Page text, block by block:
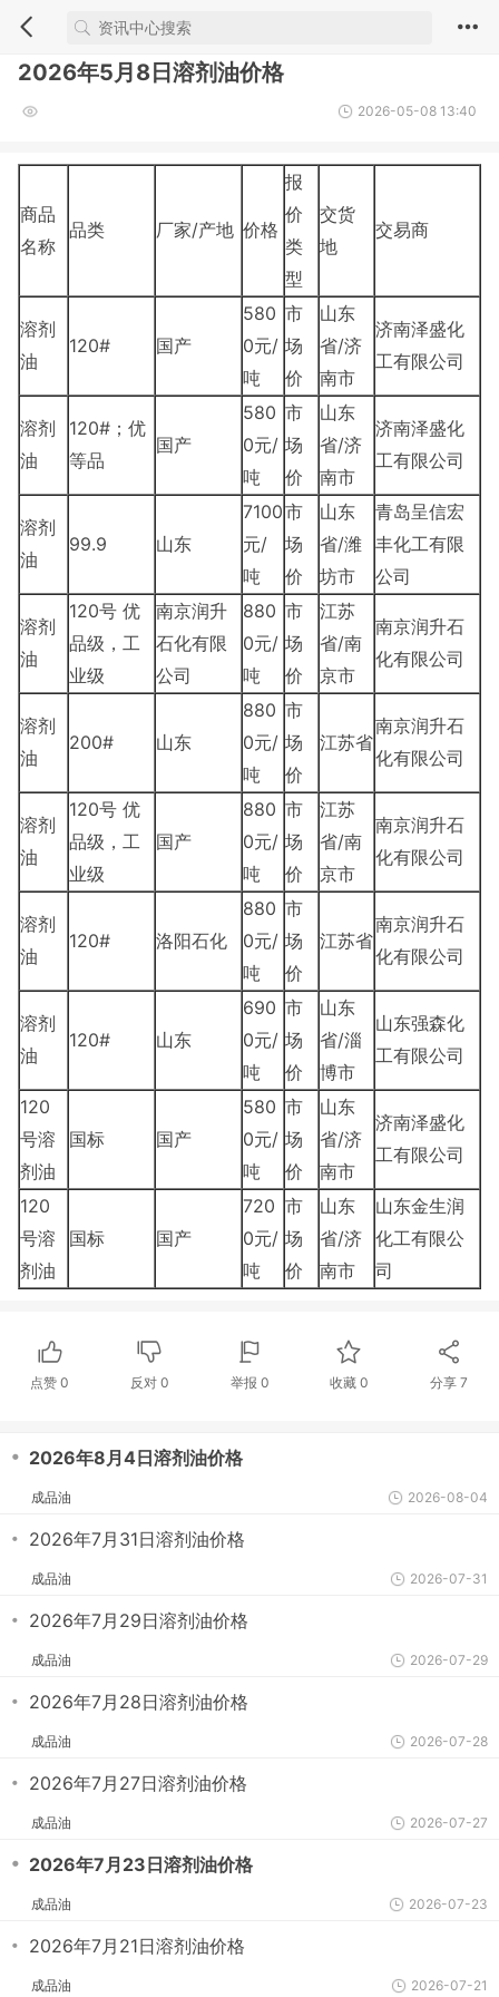
2026年5月8日溶剂油价格
2026-05-08 13:40
商品
名称
品类 厂家/产地 价格
报
价
类
型
交货
地
交易商
溶剂
油
120# 国产
580
0元/
吨
市
场
价
山东
省/济
南市
济南泽盛化
工有限公司
溶剂
油
120#；优
等品
国产
580
0元/
吨
市
场
价
山东
省/济
南市
济南泽盛化
工有限公司
溶剂
油
99.9 山东
7100
元/
吨
市
场
价
山东
省/潍
坊市
青岛呈信宏
丰化工有限
公司
溶剂
油
120号 优
品级，工
业级
南京润升
石化有限
公司
880
0元/
吨
市
场
价
江苏
省/南
京市
南京润升石
化有限公司
溶剂
油
200# 山东
880
0元/
吨
市
场
价
江苏省
南京润升石
化有限公司
溶剂
油
120号 优
品级，工
业级
国产
880
0元/
吨
市
场
价
江苏
省/南
京市
南京润升石
化有限公司
溶剂
油
120# 洛阳石化
880
0元/
吨
市
场
价
江苏省
南京润升石
化有限公司
溶剂
油
120# 山东
690
0元/
吨
市
场
价
山东
省/淄
博市
山东强森化
工有限公司
120
号溶
剂油
国标 国产
580
0元/
吨
市
场
价
山东
省/济
南市
济南泽盛化
工有限公司
120
号溶
剂油
国标 国产
720
0元/
吨
市
场
价
山东
省/济
南市
山东金生润
化工有限公
司
点赞0 反对 0 举报 0 收藏 0 分享7
・ 2026年8月4日溶剂油价格
成品油 2026-08-04
・ 2026年7月31日溶剂油价格
成品油 2026-07-31
・ 2026年7月29日溶剂油价格
成品油 2026-07-29
・ 2026年7月28日溶剂油价格
成品油 2026-07-28
・ 2026年7月27日溶剂油价格
成品油 2026-07-27
・ 2026年7月23日溶剂油价格
成品油 2026-07-23
・ 2026年7月21日溶剂油价格
成品油 2026-07-21